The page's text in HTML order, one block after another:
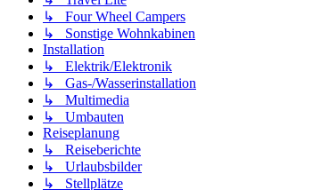
↳ Four Wheel Campers
↳ Sonstige Wohnkabinen
Installation
↳ Elektrik/Elektronik
↳ Gas-/Wasserinstallation
↳ Multimedia
↳ Umbauten
Reiseplanung
↳ Reiseberichte
↳ Urlaubsbilder
↳ Stellplätze